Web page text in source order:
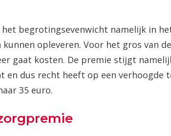
begrotingsevenwicht namelijk in
opleveren. Voor het gros van
gaat kosten. De premie stijgt
en dus recht heeft op een
35 euro.